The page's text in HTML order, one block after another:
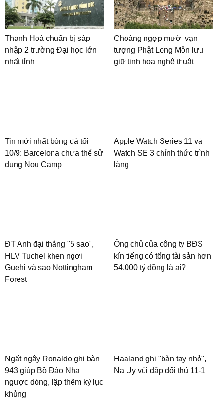
Thanh Hoá chuẩn bị sáp
nhập 2 trường Đại học lớn
nhất tỉnh
Choáng ngợp mười vạn
tượng Phật Long Môn lưu
giữ tinh hoa nghệ thuật
Tin mới nhất bóng đá tối
10/9: Barcelona chưa thể sử
dụng Nou Camp
Apple Watch Series 11 và
Watch SE 3 chính thức trình
làng
ĐT Anh đại thắng "5 sao",
HLV Tuchel khen ngợi
Guehi và sao Nottingham
Forest
Ông chủ của công ty BĐS
kín tiếng có tổng tài sản hơn
54.000 tỷ đồng là ai?
Ngất ngây Ronaldo ghi bàn
943 giúp Bồ Đào Nha
ngược dòng, lập thêm kỷ lục
khủng
Haaland ghi "bàn tay nhỏ",
Na Uy vùi dập đối thủ 11-1